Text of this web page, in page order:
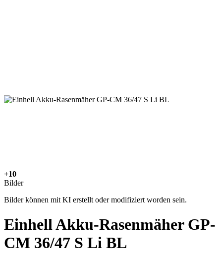
+10
Bilder
Bilder können mit KI erstellt oder modifiziert worden sein.
Einhell Akku-Rasenmäher GP-
CM 36/47 S Li BL